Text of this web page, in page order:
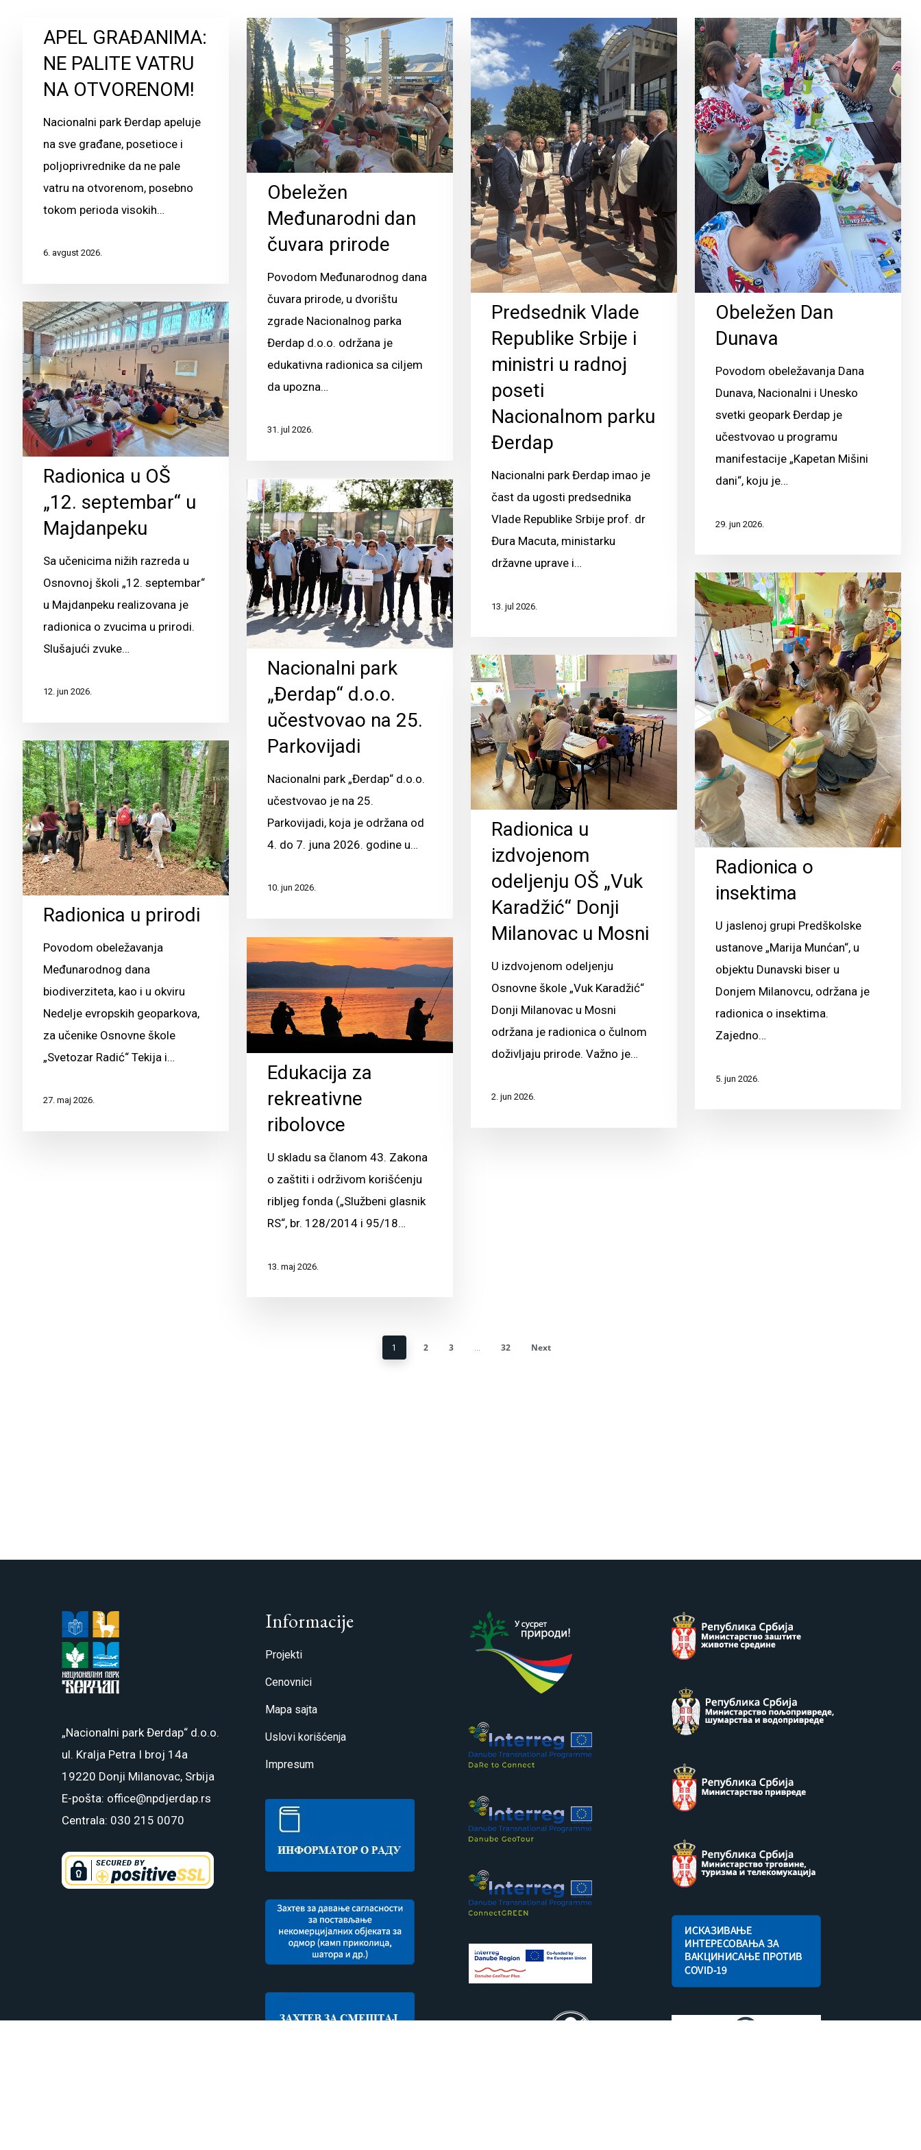
APEL GRAĐANIMA:
NE PALITE VATRU
NA OTVORENOM!
Nacionalni park Đerdap apeluje
na sve građane, posetioce i
poljoprivrednike da ne pale
vatru na otvorenom, posebno
tokom perioda visokih…
6. avgust 2026.
Obeležen
Međunarodni dan
čuvara prirode
Povodom Međunarodnog dana
čuvara prirode, u dvorištu
zgrade Nacionalnog parka
Đerdap d.o.o. održana je
edukativna radionica sa ciljem
da upozna…
31. jul 2026.
Predsednik Vlade
Republike Srbije i
ministri u radnoj
poseti
Nacionalnom parku
Đerdap
Nacionalni park Đerdap imao je
čast da ugosti predsednika
Vlade Republike Srbije prof. dr
Đura Macuta, ministarku
državne uprave i…
13. jul 2026.
Obeležen Dan
Dunava
Povodom obeležavanja Dana
Dunava, Nacionalni i Unesko
svetki geopark Đerdap je
učestvovao u programu
manifestacije „Kapetan Mišini
dani“, koju je…
29. jun 2026.
Radionica u OŠ
„12. septembar“ u
Majdanpeku
Sa učenicima nižih razreda u
Osnovnoj školi „12. septembar“
u Majdanpeku realizovana je
radionica o zvucima u prirodi.
Slušajući zvuke…
12. jun 2026.
Nacionalni park
„Đerdap“ d.o.o.
učestvovao na 25.
Parkovijadi
Nacionalni park „Đerdap“ d.o.o.
učestvovao je na 25.
Parkovijadi, koja je održana od
4. do 7. juna 2026. godine u…
10. jun 2026.
Radionica o
insektima
U jaslenoj grupi Predškolske
ustanove „Marija Munćan“, u
objektu Dunavski biser u
Donjem Milanovcu, održana je
radionica o insektima.
Zajedno…
5. jun 2026.
Radionica u
izdvojenom
odeljenju OŠ „Vuk
Karadžić“ Donji
Milanovac u Mosni
U izdvojenom odeljenju
Osnovne škole „Vuk Karadžić“
Donji Milanovac u Mosni
održana je radionica o čulnom
doživljaju prirode. Važno je…
2. jun 2026.
Radionica u prirodi
Povodom obeležavanja
Međunarodnog dana
biodiverziteta, kao i u okviru
Nedelje evropskih geoparkova,
za učenike Osnovne škole
„Svetozar Radić“ Tekija i…
27. maj 2026.
Edukacija za
rekreativne
ribolovce
U skladu sa članom 43. Zakona
o zaštiti i održivom korišćenju
ribljeg fonda („Službeni glasnik
RS“, br. 128/2014 i 95/18…
13. maj 2026.
1 2 3 32 Next
„Nacionalni park Đerdap“ d.o.o.
ul. Kralja Petra I broj 14a
19220 Donji Milanovac, Srbija
E-pošta: office@npdjerdap.rs
Centrala: 030 215 0070
Informacije
Projekti
Cenovnici
Mapa sajta
Uslovi korišćenja
Impresum